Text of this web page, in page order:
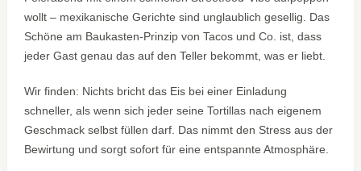
wollt – mexikanische Gerichte sind unglaublich gesellig. Das
Schöne am Baukasten-Prinzip von Tacos und Co. ist, dass
jeder Gast genau das auf den Teller bekommt, was er liebt.
Wir finden: Nichts bricht das Eis bei einer Einladung
schneller, als wenn sich jeder seine Tortillas nach eigenem
Geschmack selbst füllen darf. Das nimmt den Stress aus der
Bewirtung und sorgt sofort für eine entspannte Atmosphäre.